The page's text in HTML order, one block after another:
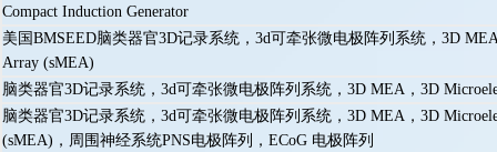
Compact Induction Generator
美国BMSEED脑类器官3D记录系统，3d可牵张微电极阵列系统，3D
Array (sMEA)
脑类器官3D记录系统，3d可牵张微电极阵列系统，3D MEA，3D
脑类器官3D记录系统，3d可牵张微电极阵列系统，3D MEA，3D
(sMEA)，周围神经系统PNS电极阵列，ECoG 电极阵列